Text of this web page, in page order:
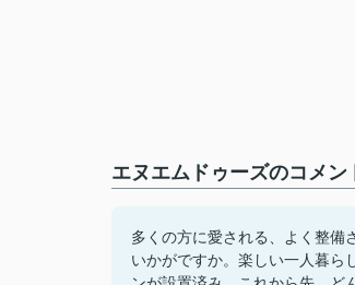
エヌエムドゥーズのコメ
多くの方に愛される、よく整備
いかがですか。楽しい一人暮ら